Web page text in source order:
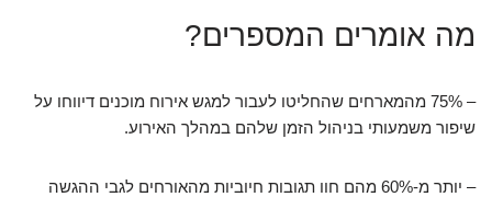
מה אומרים המספרים?
– 75% מהמארחים שהחליטו לעבור למגש אירוח מוכנים דיווחו על
שיפור משמעותי בניהול הזמן שלהם במהלך האירוע.
– יותר מ-60% מהם חוו תגובות חיוביות מהאורחים לגבי ההגשה